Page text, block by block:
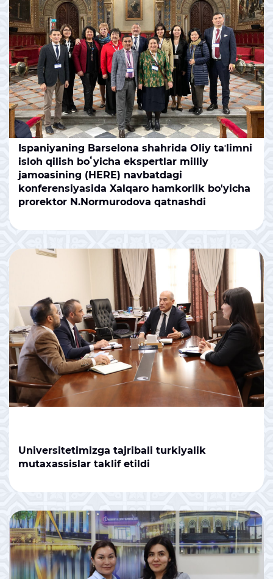
Ispaniyaning Barselona shahrida Oliy taʼlimni
isloh qilish boʻyicha ekspertlar milliy
jamoasining (HERE) navbatdagi
konferensiyasida Xalqaro hamkorlik bo'yicha
prorektor N.Normurodova qatnashdi
Universitetimizga tajribali turkiyalik
mutaxassislar taklif etildi